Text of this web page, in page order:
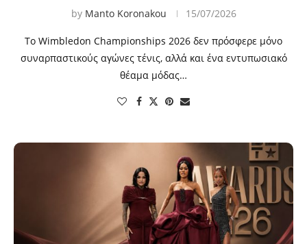
by Manto Koronakou 15/07/2026
Το Wimbledon Championships 2026 δεν πρόσφερε μόνο
συναρπαστικούς αγώνες τένις, αλλά και ένα εντυπωσιακό
θέαμα μόδας…